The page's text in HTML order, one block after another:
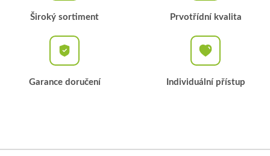
Široký sortiment Prvotřídní kvalita
Garance doručení Individuální přístup